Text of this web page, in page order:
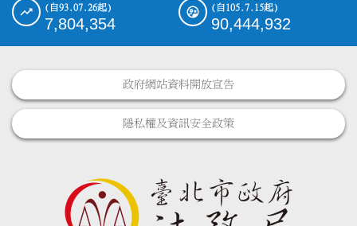
(自93.07.26起)
7,804,354
(自105.7.15起)
90,444,932
政府網站資料開放宣告
隱私權及資訊安全政策